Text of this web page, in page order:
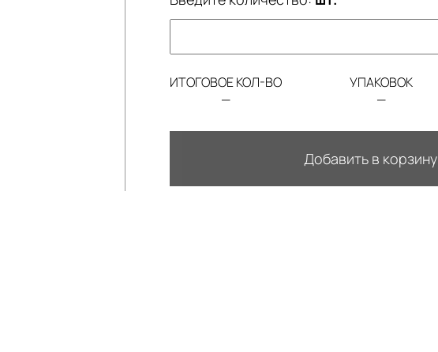
ИТОГОВОЕ КОЛ-ВО
—
УПАКОВОК
—
Добавить в корзину